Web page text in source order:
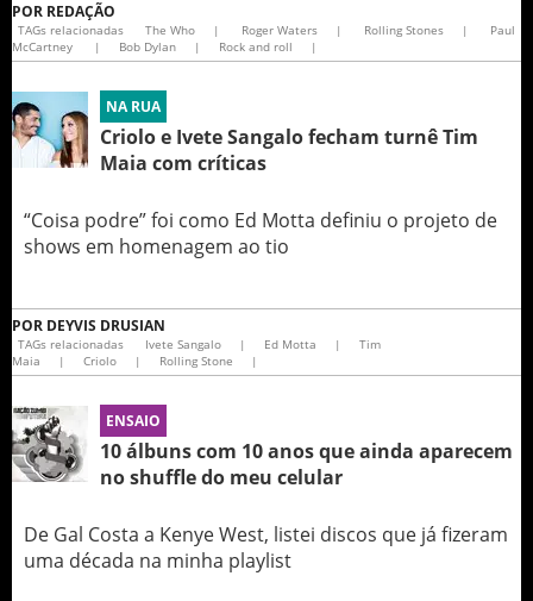
POR REDAÇÃO
TAGs relacionadas The Who | Roger Waters | Rolling Stones |
Paul
McCartney
| Bob Dylan | Rock and roll |
NA RUA
Criolo e Ivete Sangalo fecham turnê Tim
Maia com críticas
“Coisa podre” foi como Ed Motta definiu o projeto de
shows em homenagem ao tio
POR DEYVIS DRUSIAN
TAGs relacionadas Ivete Sangalo | Ed Motta |
Tim
Maia
| Criolo | Rolling Stone |
ENSAIO
10 álbuns com 10 anos que ainda aparecem
no shuffle do meu celular
De Gal Costa a Kenye West, listei discos que já fizeram
uma década na minha playlist